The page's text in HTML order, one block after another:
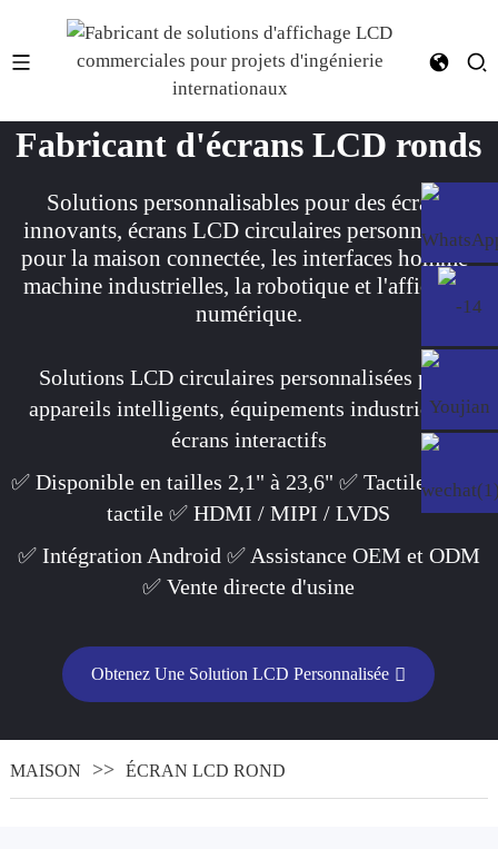
Fabricant d'écrans LCD ronds
Solutions personnalisables pour des écrans
innovants, écrans LCD circulaires personnalisés
pour la maison connectée, les interfaces homme-
machine industrielles, la robotique et l'affichage
numérique.
Solutions LCD circulaires personnalisées pour
appareils intelligents, équipements industriels et
écrans interactifs
✅ Disponible en tailles 2,1" à 23,6" ✅ Tactile et non
tactile ✅ HDMI / MIPI / LVDS
✅ Intégration Android ✅ Assistance OEM et ODM
✅ Vente directe d'usine
Obtenez Une Solution LCD Personnalisée
MAISON ÉCRAN LCD ROND